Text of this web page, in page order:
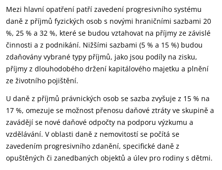
Mezi hlavní opatření patří zavedení progresivního systému
daně z příjmů fyzických osob s novými hraničními sazbami 20
%, 25 % a 32 %, které se budou vztahovat na příjmy ze závislé
činnosti a z podnikání. Nižšími sazbami (5 % a 15 %) budou
zdaňovány vybrané typy příjmů, jako jsou podíly na zisku,
příjmy z dlouhodobého držení kapitálového majetku a plnění
ze životního pojištění.
U daně z příjmů právnických osob se sazba zvyšuje z 15 % na
17 %, omezuje se možnost přenosu daňové ztráty ve skupině a
zavádějí se nové daňové odpočty na podporu výzkumu a
vzdělávání. V oblasti daně z nemovitostí se počítá se
zavedením progresivního zdanění, specifické daně z
opuštěných či zanedbaných objektů a úlev pro rodiny s dětmi.